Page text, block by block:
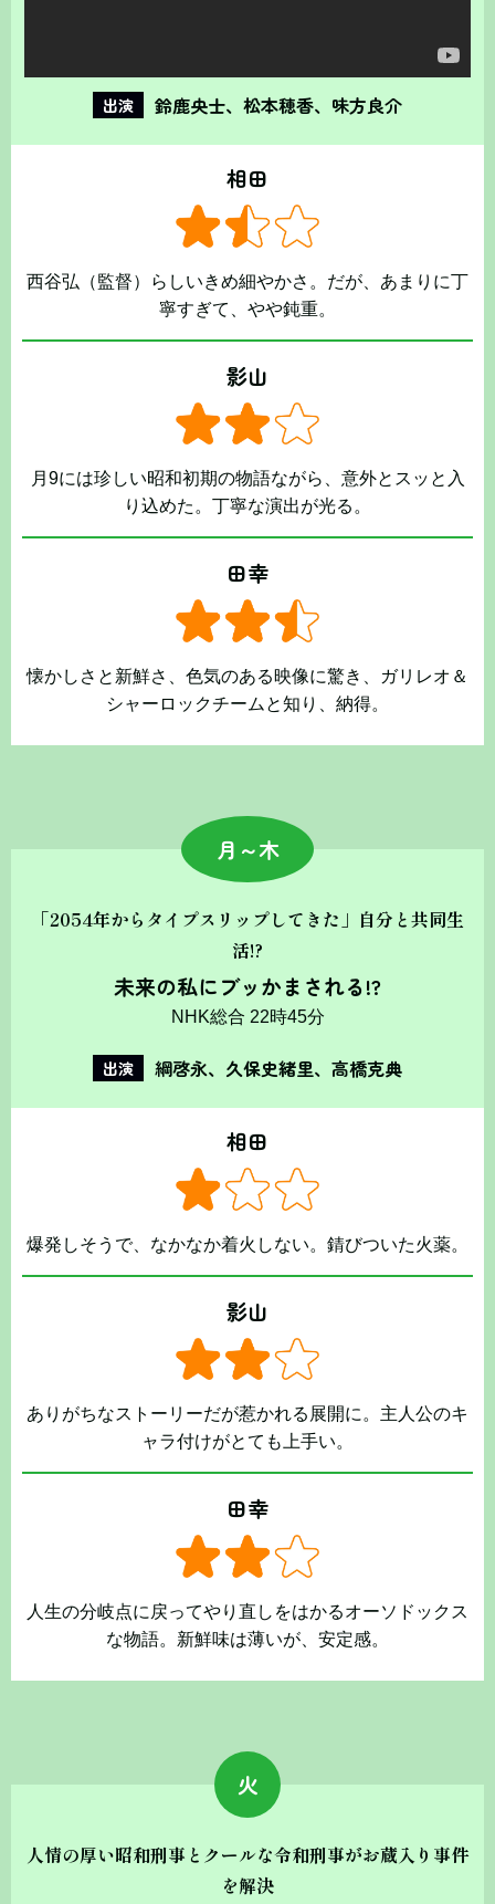
出演 鈴鹿央士、松本穂香、味方良介
相田
西谷弘（監督）らしいきめ細やかさ。だが、あまりに丁
寧すぎて、やや鈍重。
影山
月9には珍しい昭和初期の物語ながら、意外とスッと入
り込めた。丁寧な演出が光る。
田幸
懐かしさと新鮮さ、色気のある映像に驚き、ガリレオ＆
シャーロックチームと知り、納得。
月～木
「2054年からタイプスリップしてきた」自分と共同生
活!?
未来の私にブッかまされる!?
NHK総合 22時45分
出演 綱啓永、久保史緒里、高橋克典
相田
爆発しそうで、なかなか着火しない。錆びついた火薬。
影山
ありがちなストーリーだが惹かれる展開に。主人公のキ
ャラ付けがとても上手い。
田幸
人生の分岐点に戻ってやり直しをはかるオーソドックス
な物語。新鮮味は薄いが、安定感。
火
人情の厚い昭和刑事とクールな令和刑事がお蔵入り事件
を解決